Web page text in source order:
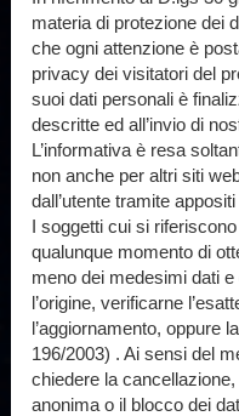
materia di protezione dei
che ogni attenzione è
privacy dei visitatori del
suoi dati personali è
descritte ed all’invio di
L’informativa è resa
non anche per altri siti
dall’utente tramite
I soggetti cui si
qualunque momento di
meno dei medesimi dati
l’origine, verificarne
l’aggiornamento, oppure
196/2003) . Ai sensi del
chiedere la
anonima o il blocco dei